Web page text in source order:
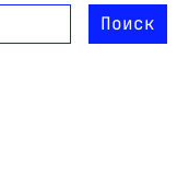
Поиск